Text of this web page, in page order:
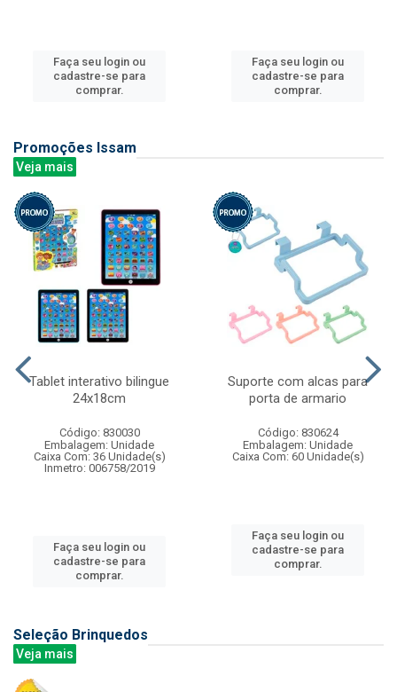
Faça seu login ou
cadastre-se para
comprar.
Faça seu login ou
cadastre-se para
comprar.
Promoções Issam
Veja mais
Tablet interativo bilingue
24x18cm
Código: 830030
Embalagem: Unidade
Caixa Com: 36 Unidade(s)
Inmetro: 006758/2019
Faça seu login ou
cadastre-se para
comprar.
Suporte com alcas para
porta de armario
Código: 830624
Embalagem: Unidade
Caixa Com: 60 Unidade(s)
Faça seu login ou
cadastre-se para
comprar.
Seleção Brinquedos
Veja mais